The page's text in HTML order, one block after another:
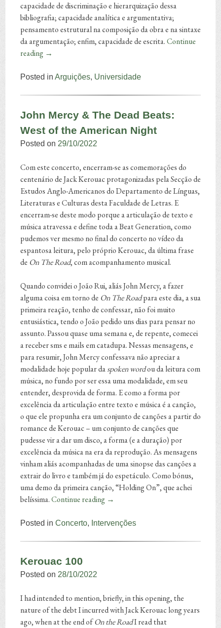
capacidade de discriminação e hierarquização dessa
bibliografia; capacidade analítica e argumentativa;
pensamento estrutural na composição da obra e na sintaxe
da argumentação; enfim, capacidade de escrita.Continue
reading →
Posted inArguições, Universidade
John Mercy & The Dead Beats:
West of the American Night
Posted on 29/10/2022
Com este concerto, encerram-se as comemorações do
centenário de Jack Kerouac protagonizadas pela Secção de
Estudos Anglo-Americanos do Departamento de Línguas,
Literaturas e Culturas desta Faculdade de Letras. E
encerram-se deste modo porque a articulação de texto e
música atravessa e define toda a Beat Generation, como
pudemos ver mesmo no final do concerto no vídeo da
espantosa leitura, pelo próprio Kerouac, da última frase
de On The Road, com acompanhamento musical.
Quando convidei o João Rui, aliás John Mercy, a fazer
alguma coisa em torno de On The Roadpara este dia, a sua
primeira reação, tenho de confessar, não foi muito
entusiástica, tendo o João pedido uns dias para pensar no
assunto. Passou quase uma semana e, de repente, comecei
a receber sms e mails em catadupa. Nessas mensagens, e
para resumir, John Mercy confessava não apreciar a
modalidade hoje popular daspoken wordou da leitura com
música, no fundo por ser essa uma modalidade, em seu
entender, desprovida de forma. E como a forma por
excelência da articulação entre texto e música é a canção,
o que ele propunha era um conjunto de canções a partir do
romance de Kerouac – um conjunto de canções que
pudesse vir a dar um disco, a forma (e a duração) por
excelência da música na era da reprodução. As mensagens
vinham aliás acompanhadas de uma sinopse das canções a
extrair do livro e também já do espetáculo. Como bónus,
uma demo da primeira canção, “Holding On”, que achei
belíssima.Continue reading →
Posted inConcerto, Intervenções
Kerouac 100
Posted on 28/10/2022
I had intended to mention, briefly, in this opening, the
nature of the debt I incurred with Jack Kerouac long years
ago, when at the end ofOn the RoadI read that